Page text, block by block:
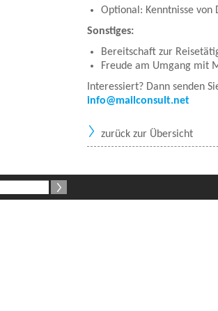
Optional: Kenntnisse
Sonstiges:
Bereitschaft zur
Freude am Umgang mit
Interessiert? Dann senden
info@mailconsult.net
zurück zur Übersicht